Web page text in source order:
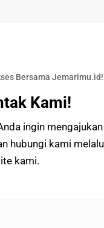
Bersama Jemarimu.id!
Kami!
ingin
hubungi kami
kami.